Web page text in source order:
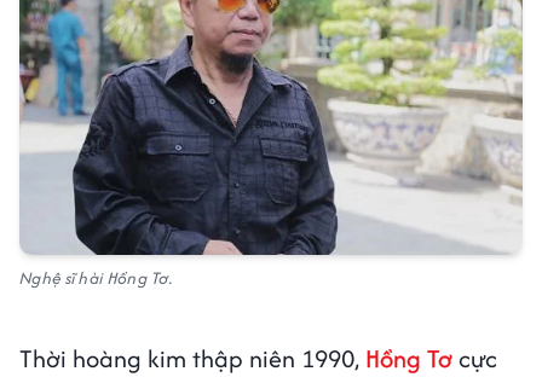
Nghệ sĩ hài Hồng Tơ.
Thời hoàng kim thập niên 1990, Hồng Tơcực